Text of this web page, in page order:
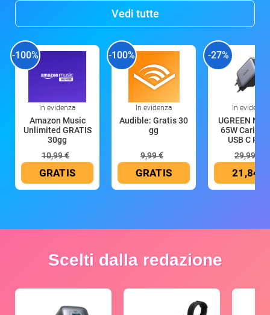
Vedi tutte
-100%
In evidenza
Amazon Music
Unlimited GRATIS
30gg
10,99 €
GRATIS
-100%
In evidenza
Audible: Gratis 30
gg
9,99 €
GRATIS
-27%
In evidenza
UGREEN
65W
USB C
29,99 €
21,84 €
Scelti dalla redazione